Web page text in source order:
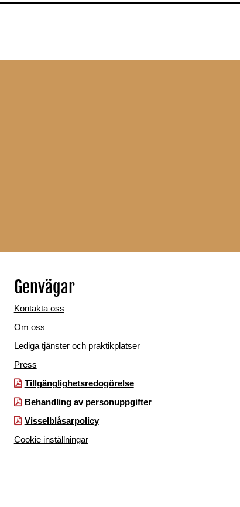
Genvägar
Kontakta oss
Om oss
Lediga tjänster och praktikplatser
Press
Tillgänglighetsredogörelse
Behandling av personuppgifter
Visselblåsarpolicy
Cookie inställningar